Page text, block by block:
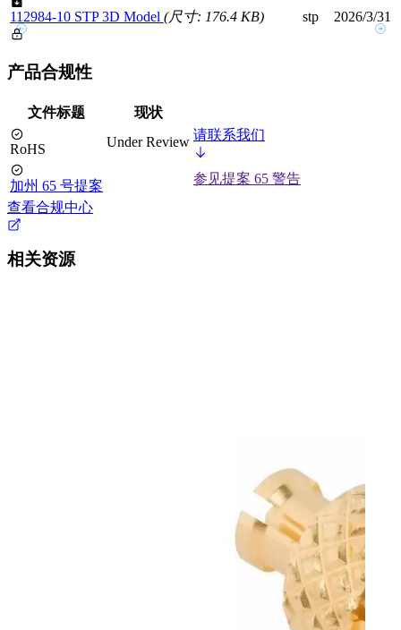
112984-10 STP 3D Model (尺寸: 176.4 KB) stp 2026/3/31
产品合规性
文件标题 现状
RoHS Under Review 请联系我们
加州 65 号提案
参见提案 65 警告
查看合规中心
相关资源